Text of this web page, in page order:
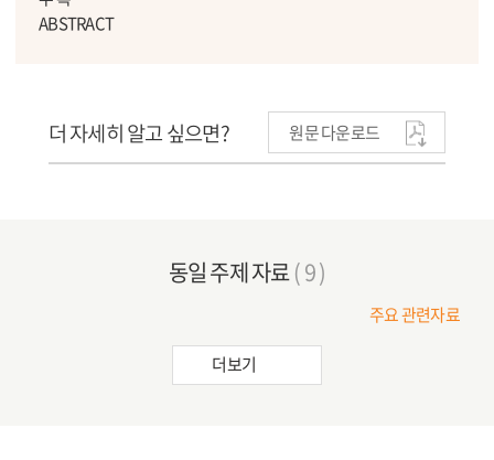
ABSTRACT
더 자세히 알고 싶으면? 원문 다운로드
동일 주제 자료( 9 )
주요 관련자료
더보기